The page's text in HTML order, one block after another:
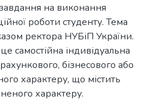
на виконання
роботи студенту. Тема
ректора НУБіП України.
самостійна індивідуальна
бізнесового або
характеру, що містить
характеру.